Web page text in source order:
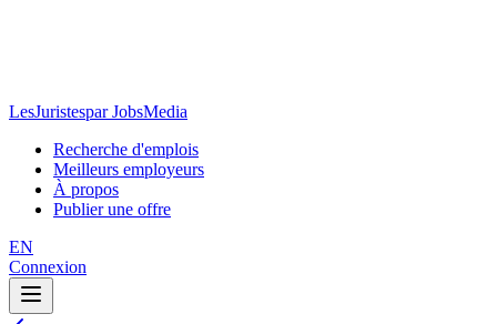
LesJuristespar JobsMedia
Recherche d'emplois
Meilleurs employeurs
À propos
Publier une offre
EN
Connexion